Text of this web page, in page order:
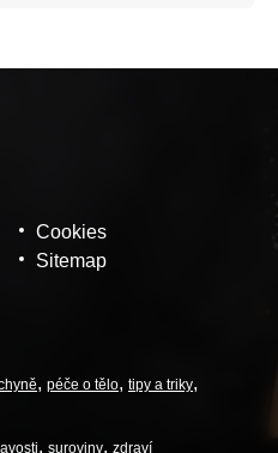
Cookies
Sitemap
péče o tělo tipy a triky
suroviny zdraví